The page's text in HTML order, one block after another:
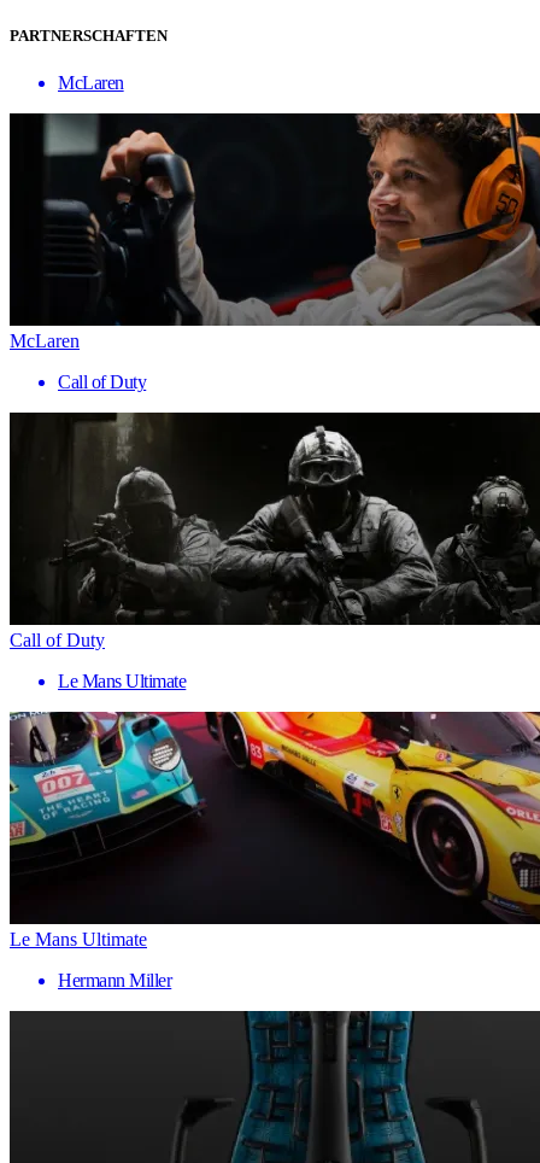
PARTNERSCHAFTEN
McLaren
McLaren
Call of Duty
Call of Duty
Le Mans Ultimate
Le Mans Ultimate
Hermann Miller